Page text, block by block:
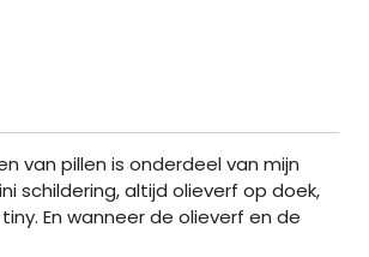
van pillen is onderdeel van mijn
schildering, altijd olieverf op doek,
En wanneer de olieverf en de